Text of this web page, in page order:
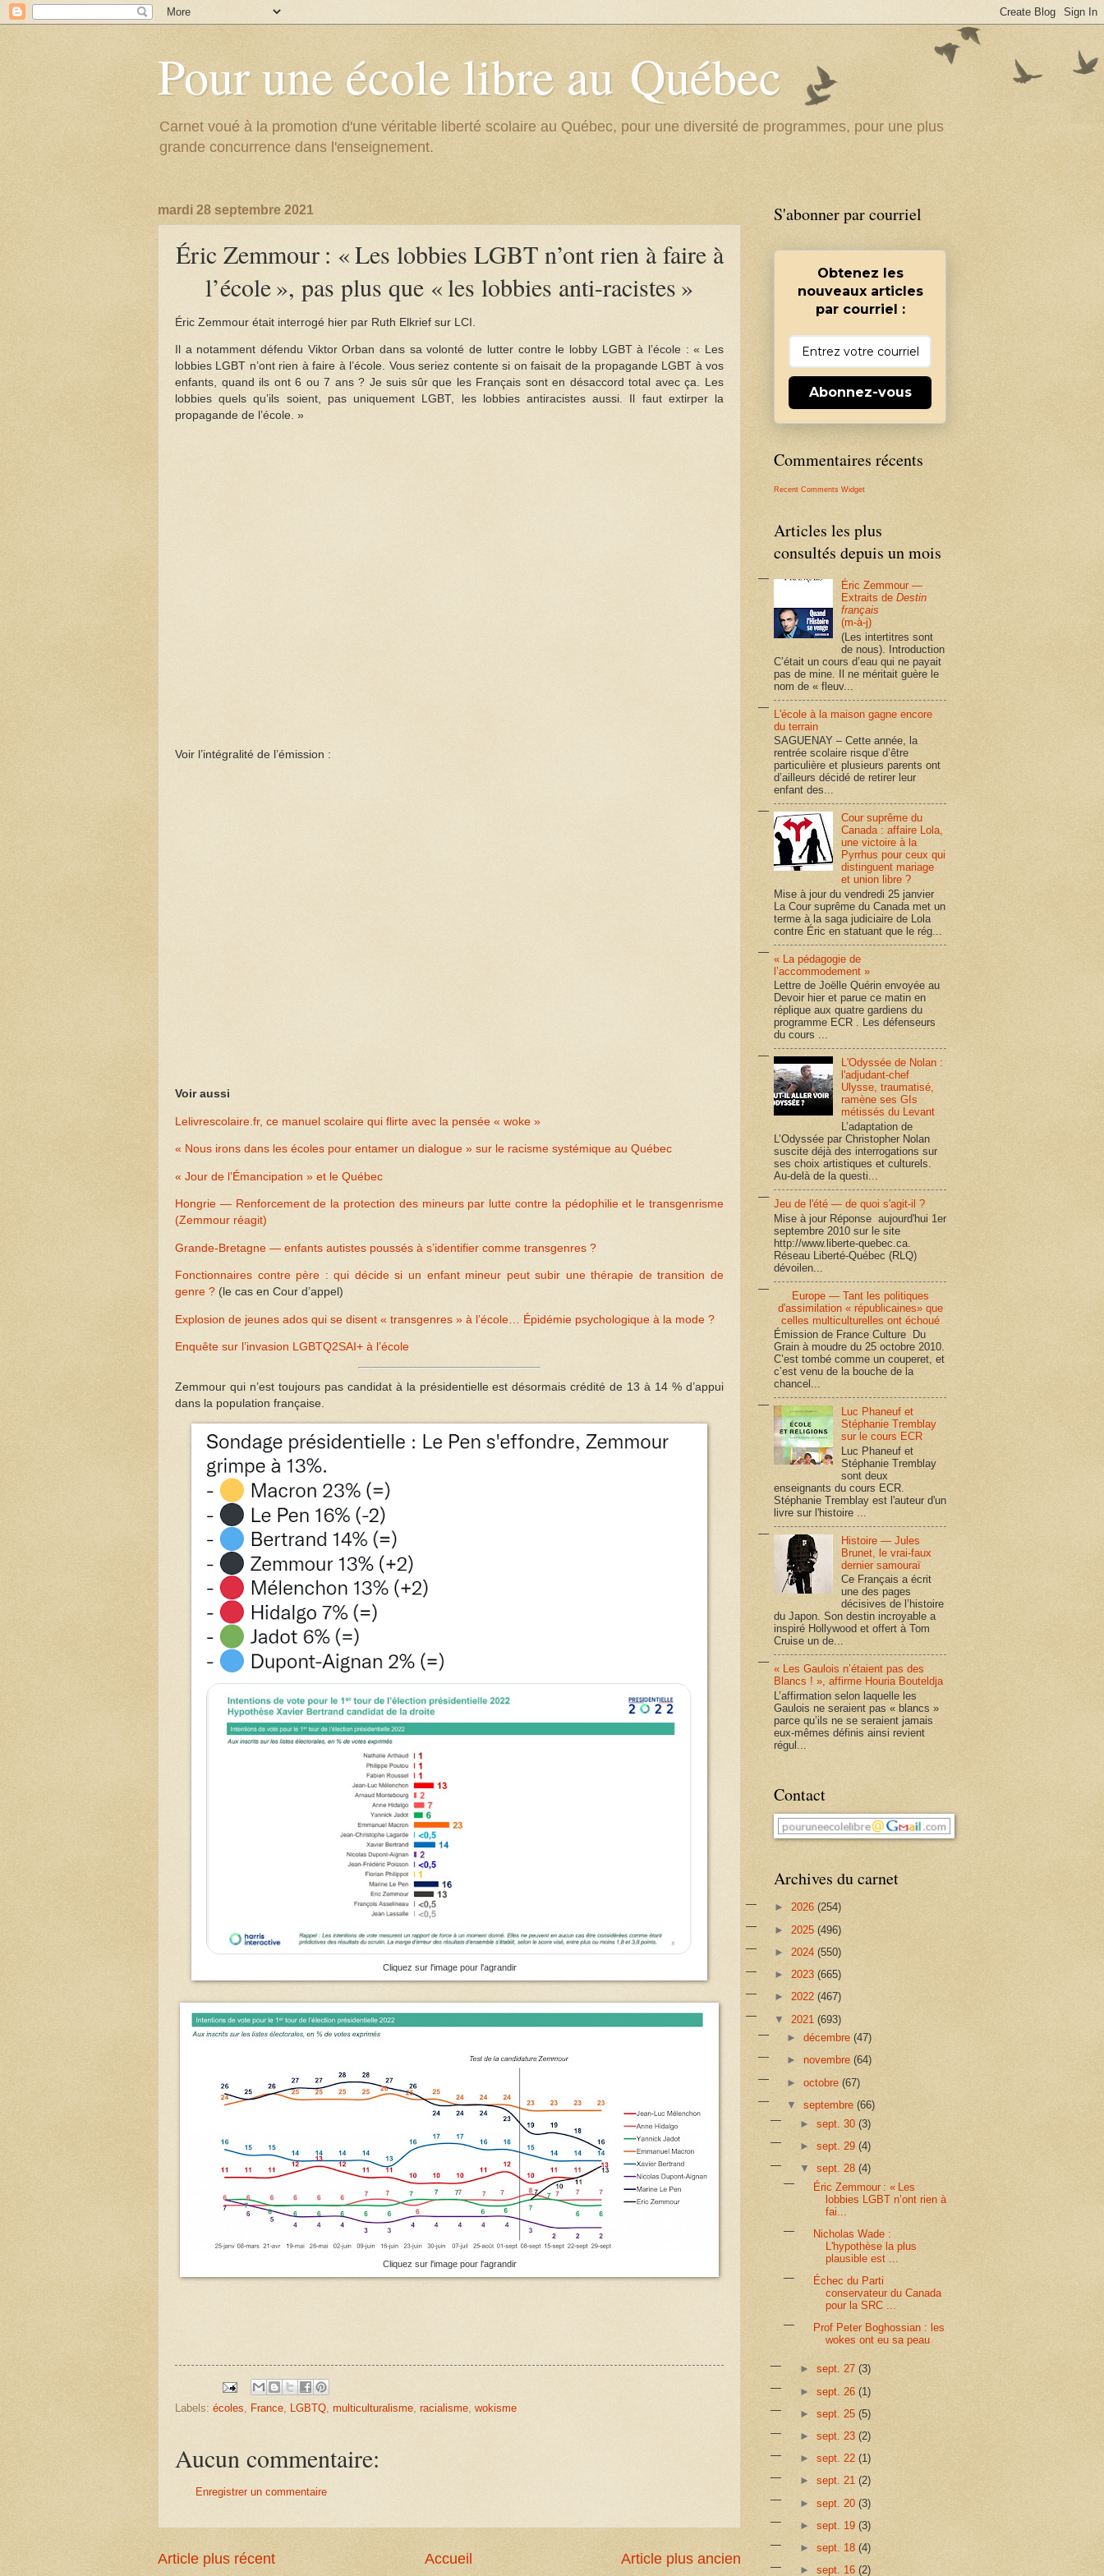
Pour une école libre au Québec
Carnet voué à la promotion d'une véritable liberté scolaire au Québec, pour une diversité de programmes, pour une plus
grande concurrence dans l'enseignement.
mardi 28 septembre 2021
Éric Zemmour : « Les lobbies LGBT n’ont rien à faire à
l’école », pas plus que « les lobbies anti-racistes »
Éric Zemmour était interrogé hier par Ruth Elkrief sur LCI.
Il a notamment défendu Viktor Orban dans sa volonté de lutter contre le lobby LGBT à l’école : « Les
lobbies LGBT n’ont rien à faire à l’école. Vous seriez contente si on faisait de la propagande LGBT à vos
enfants, quand ils ont 6 ou 7 ans ? Je suis sûr que les Français sont en désaccord total avec ça. Les
lobbies quels qu’ils soient, pas uniquement LGBT, les lobbies antiracistes aussi. Il faut extirper la
propagande de l’école. »
Voir l’intégralité de l’émission :
Voir aussi
Lelivrescolaire.fr, ce manuel scolaire qui flirte avec la pensée « woke »
« Nous irons dans les écoles pour entamer un dialogue » sur le racisme systémique au Québec
« Jour de l’Émancipation » et le Québec
Hongrie — Renforcement de la protection des mineurs par lutte contre la pédophilie et le transgenrisme
(Zemmour réagit)
Grande-Bretagne — enfants autistes poussés à s’identifier comme transgenres ?
Fonctionnaires contre père : qui décide si un enfant mineur peut subir une thérapie de transition de
genre ? (le cas en Cour d’appel)
Explosion de jeunes ados qui se disent « transgenres » à l’école… Épidémie psychologique à la mode ?
Enquête sur l’invasion LGBTQ2SAI+ à l’école
Zemmour qui n’est toujours pas candidat à la présidentielle est désormais crédité de 13 à 14 % d’appui
dans la population française.
Cliquez sur l'image pour l'agrandir
Cliquez sur l'image pour l'agrandir
Labels: écoles, France, LGBTQ, multiculturalisme, racialisme, wokisme
Aucun commentaire:
Enregistrer un commentaire
Article plus récent Article plus ancien
Accueil
S'abonner par courriel
Obtenez les
nouveaux articles
par courriel :
Abonnez-vous
Commentaires récents
Recent Comments Widget
Articles les plus
consultés depuis un mois
Éric Zemmour —
Extraits deDestin
français
(m-à-j)
(Les intertitres sont
de nous). Introduction
C’était un cours d’eau qui ne payait
pas de mine. Il ne méritait guère le
nom de « fleuv...
L'école à la maison gagne encore
du terrain
SAGUENAY – Cette année, la
rentrée scolaire risque d’être
particulière et plusieurs parents ont
d’ailleurs décidé de retirer leur
enfant des...
Cour suprême du
Canada : affaire Lola,
une victoire à la
Pyrrhus pour ceux qui
distinguent mariage
et union libre ?
Mise à jour du vendredi 25 janvier
La Cour suprême du Canada met un
terme à la saga judiciaire de Lola
contre Éric en statuant que le rég...
« La pédagogie de
l’accommodement »
Lettre de Joëlle Quérin envoyée au
Devoir hier et parue ce matin en
réplique aux quatre gardiens du
programme ECR . Les défenseurs
du cours ...
L'Odyssée de Nolan :
l'adjudant-chef
Ulysse, traumatisé,
ramène ses GIs
métissés du Levant
L’adaptation de
L’Odyssée par Christopher Nolan
suscite déjà des interrogations sur
ses choix artistiques et culturels.
Au-delà de la questi...
Jeu de l'été — de quoi s'agit-il ?
Mise à jour Réponse aujourd'hui 1er
septembre 2010 sur le site
http://www.liberte-quebec.ca.
Réseau Liberté-Québec (RLQ)
dévoilen...
Europe — Tant les politiques
d'assimilation « républicaines» que
celles multiculturelles ont échoué
Émission de France Culture Du
Grain à moudre du 25 octobre 2010.
C’est tombé comme un couperet, et
c’est venu de la bouche de la
chancel...
Luc Phaneuf et
Stéphanie Tremblay
sur le cours ECR
Luc Phaneuf et
Stéphanie Tremblay
sont deux
enseignants du cours ECR.
Stéphanie Tremblay est l'auteur d'un
livre sur l'histoire ...
Histoire — Jules
Brunet, le vrai-faux
dernier samouraï
Ce Français a écrit
une des pages
décisives de l’histoire
du Japon. Son destin incroyable a
inspiré Hollywood et offert à Tom
Cruise un de...
« Les Gaulois n’étaient pas des
Blancs ! », affirme Houria Bouteldja
L’affirmation selon laquelle les
Gaulois ne seraient pas « blancs »
parce qu’ils ne se seraient jamais
eux-mêmes définis ainsi revient
régul...
Contact
Archives du carnet
► 2026 (254)
► 2025 (496)
► 2024 (550)
► 2023 (665)
► 2022 (467)
▼ 2021 (693)
►décembre(47)
►novembre(64)
►octobre(67)
▼septembre(66)
► sept. 30 (3)
► sept. 29 (4)
▼ sept. 28 (4)
Éric Zemmour : « Les
lobbies LGBT n’ont rien à
fai...
Nicholas Wade :
L'hypothèse la plus
plausible est ...
Échec du Parti
conservateur du Canada
pour la SRC ...
Prof Peter Boghossian : les
wokes ont eu sa peau
► sept. 27 (3)
► sept. 26 (1)
► sept. 25 (5)
► sept. 23 (2)
► sept. 22 (1)
► sept. 21 (2)
► sept. 20 (3)
► sept. 19 (3)
► sept. 18 (4)
► sept. 16 (2)